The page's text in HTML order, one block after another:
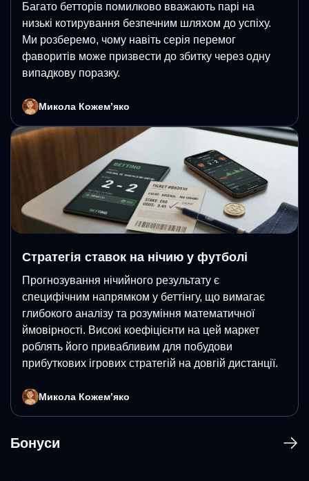
Багато бетторів помилково вважають парі на
низькі котирування безпечним шляхом до успіху.
Ми розберемо, чому навіть серія перемог
фаворитів може призвести до збитку через одну
випадкову поразку.
Микола Кожемʼяко
Стратегія ставок на нічию у футболі
Прогнозування нічийного результату є
специфічним напрямком у беттінгу, що вимагає
глибокого аналізу та розуміння математичної
ймовірності. Високі коефіцієнти на цей маркет
роблять його привабливим для побудови
прибуткових ігрових стратегій на довгій дистанції.
Микола Кожемʼяко
Бонуси